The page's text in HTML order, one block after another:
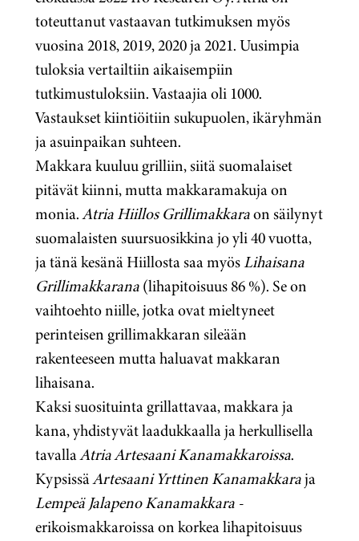
toteuttanut vastaavan tutkimuksen myös
vuosina 2018, 2019, 2020 ja 2021. Uusimpia
tuloksia vertailtiin aikaisempiin
tutkimustuloksiin. Vastaajia oli 1000.
Vastaukset kiintiöitiin sukupuolen, ikäryhmän
ja asuinpaikan suhteen.
Makkara kuuluu grilliin, siitä suomalaiset
pitävät kiinni, mutta makkaramakuja on
monia.Atria Hiillos Grillimakkaraon säilynyt
suomalaisten suursuosikkina jo yli 40 vuotta,
ja tänä kesänä Hiillosta saa myösLihaisana
Grillimakkarana(lihapitoisuus 86 %). Se on
vaihtoehto niille, jotka ovat mieltyneet
perinteisen grillimakkaran sileään
rakenteeseen mutta haluavat makkaran
lihaisana.
Kaksi suosituinta grillattavaa, makkara ja
kana, yhdistyvät laadukkaalla ja herkullisella
tavallaAtria Artesaani Kanamakkaroissa.
KypsissäArtesaani YrttinenKanamakkaraja
Lempeä Jalapeno Kanamakkara -
erikoismakkaroissa on korkea lihapitoisuus